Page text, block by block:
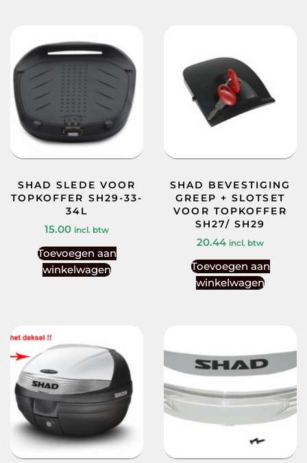
SHAD SLEDE VOOR
TOPKOFFER SH29-33-
34L
15.00 incl. btw
Toevoegen aan
winkelwagen
SHAD BEVESTIGING
GREEP + SLOTSET
VOOR TOPKOFFER
SH27/ SH29
20.44 incl. btw
Toevoegen aan
winkelwagen